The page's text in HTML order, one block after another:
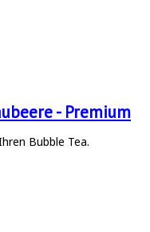
- Premium
Bubble Tea.